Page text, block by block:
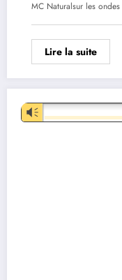
MC Naturalsur les ondes
Lire la suite
Lecteur
audio
Vm